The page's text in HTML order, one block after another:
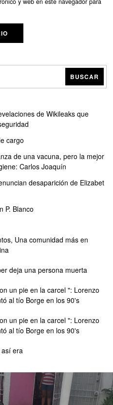
BUSCAR
de Wikileaks que
cargo
de una vacuna, pero la mejor
Carlos Joaquín
desaparición de Elizabet
P. Blanco
Una comunidad más en
deja una persona muerta
un pie en la carcel ": Lorenzo
al tío Borge en los 90's
un pie en la carcel ": Lorenzo
al tío Borge en los 90's
era